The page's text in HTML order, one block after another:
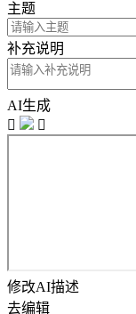
主题
补充说明
AI生成


修改AI描述
去编辑